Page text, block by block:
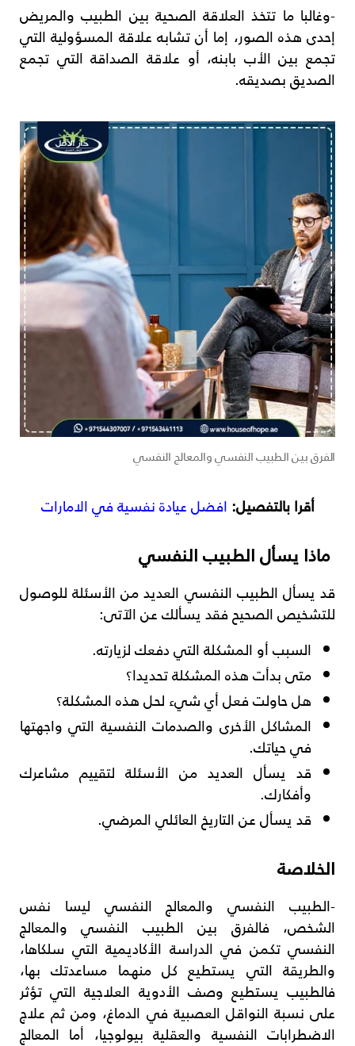
-وغالبا ما تتخذ العلاقة الصحية بين الطبيب والمريض
إحدى هذه الصور، إما أن تشابه علاقة المسؤولية التي
تجمع بين الأب بابنه، أو علاقة الصداقة التي تجمع
الصديق بصديقه.
الفرق بين الطبيب النفسي والمعالج النفسي
أقرا بالتفصيل: افضل عيادة نفسية في الامارات
ماذا يسأل الطبيب النفسي
قد يسأل الطبيب النفسي العديد من الأسئلة للوصول
للتشخيص الصحيح فقد يسألك عن الآتى:
السبب أو المشكلة التي دفعك لزيارته.
متى بدأت هذه المشكلة تحديدا؟
هل حاولت فعل أي شيء لحل هذه المشكلة؟
المشاكل الأخرى والصدمات النفسية التي واجهتها
في حياتك.
قد يسأل العديد من الأسئلة لتقييم مشاعرك
وأفكارك.
قد يسأل عن التاريخ العائلي المرضي.
الخلاصة
-الطبيب النفسي والمعالج النفسي ليسا نفس
الشخص، فالفرق بين الطبيب النفسي والمعالج
النفسي تكمن في الدراسة الأكاديمية التي سلكاها،
والطريقة التي يستطيع كل منهما مساعدتك بها،
فالطبيب يستطيع وصف الأدوية العلاجية التي تؤثر
على نسبة النواقل العصبية في الدماغ، ومن ثم علاج
الاضطرابات النفسية والعقلية بيولوجيا، أما المعالج